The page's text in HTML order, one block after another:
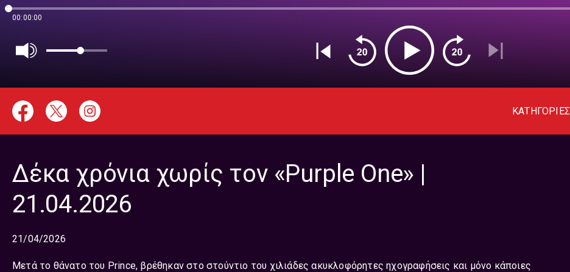
00:00:00
ΚΑΤΗΓΟΡΙΕΣ
Δέκα χρόνια χωρίς τον «Purple One» |
21.04.2026
21/04/2026
Μετά το θάνατο του Prince, βρέθηκαν στο στούντιο του χιλιάδες ακυκλοφόρητες ηχογραφήσεις και μόνο κάποιες